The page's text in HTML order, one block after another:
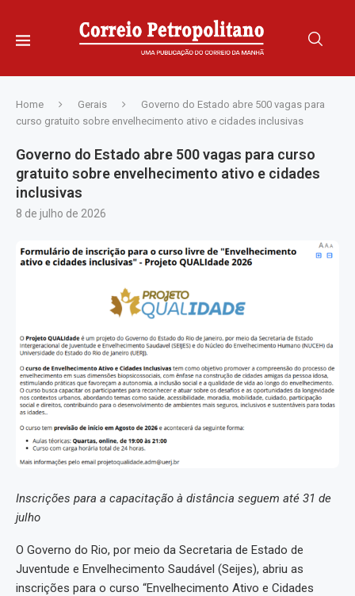
Home Gerais
Governo do Estado abre 500 vagas para
curso gratuito sobre envelhecimento ativo e cidades inclusivas
Governo do Estado abre 500 vagas para curso
gratuito sobre envelhecimento ativo e cidades
inclusivas
8 de julho de 2026
Inscrições para a capacitação à distância seguem até 31 de
julho
O Governo do Rio, por meio da Secretaria de Estado de
Juventude e Envelhecimento Saudável (Seijes), abriu as
inscrições para o curso “Envelhecimento Ativo e Cidades